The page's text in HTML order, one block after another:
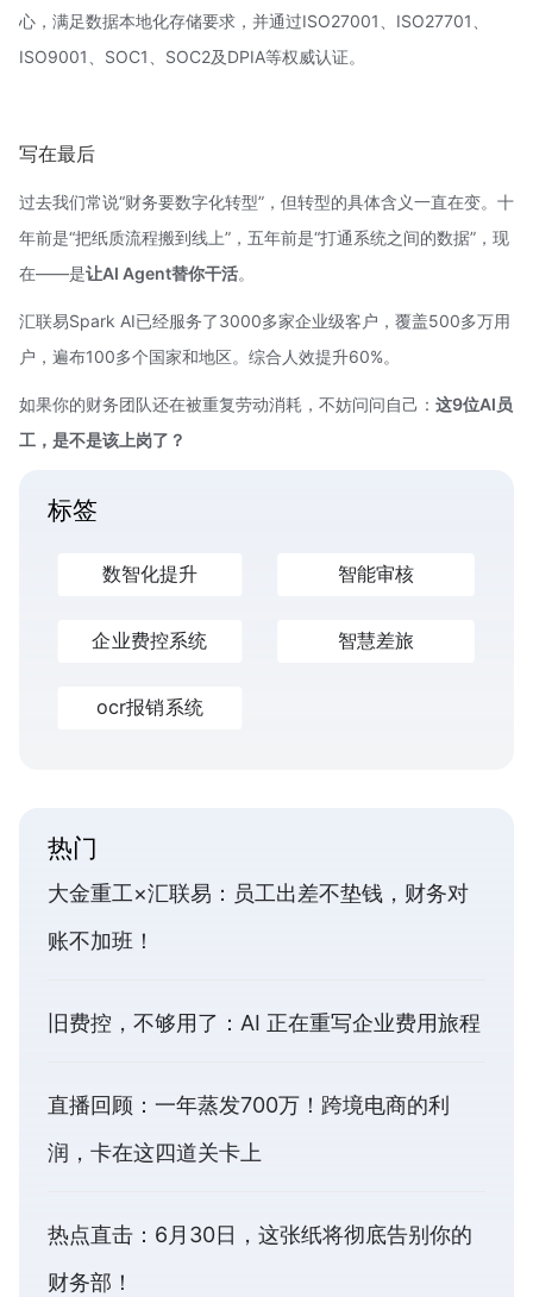
心，满足数据本地化存储要求，并通过ISO27001、ISO27701、
ISO9001、SOC1、SOC2及DPIA等权威认证。
写在最后
过去我们常说“财务要数字化转型”，但转型的具体含义一直在变。十
年前是“把纸质流程搬到线上”，五年前是“打通系统之间的数据”，现
在——是让AI Agent替你干活。
汇联易Spark AI已经服务了3000多家企业级客户，覆盖500多万用
户，遍布100多个国家和地区。综合人效提升60%。
如果你的财务团队还在被重复劳动消耗，不妨问问自己： 这9位AI员
工，是不是该上岗了？
标签
数智化提升 智能审核
企业费控系统 智慧差旅
ocr报销系统
热门
大金重工×汇联易：员工出差不垫钱，财务对
账不加班！
旧费控，不够用了：AI 正在重写企业费用旅程
直播回顾：一年蒸发700万！跨境电商的利
润，卡在这四道关卡上
热点直击：6月30日，这张纸将彻底告别你的
财务部！